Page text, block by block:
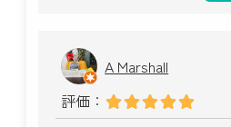
A Marshall
評価：